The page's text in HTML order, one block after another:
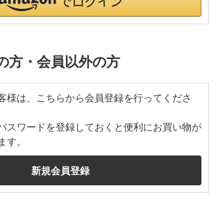
方・会員以外の方
様は、こちらから会員登録を行ってくださ
スワードを登録しておくと便利にお買い物が
す。